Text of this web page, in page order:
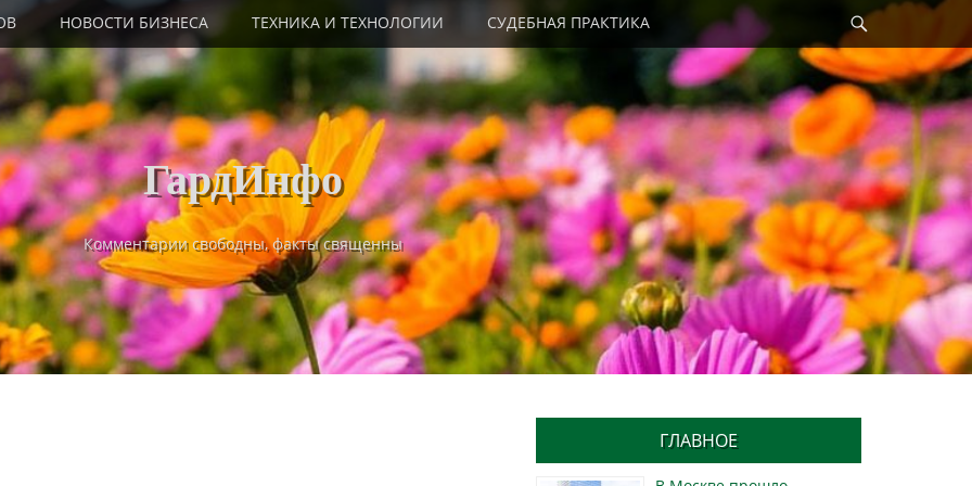
НОВОСТИ БИЗНЕСА ТЕХНИКА И ТЕХНОЛОГИИ СУДЕБНАЯ ПРАКТИКА
Найти
ГардИнфо
Комментарии свободны, факты священны
ГЛАВНОЕ